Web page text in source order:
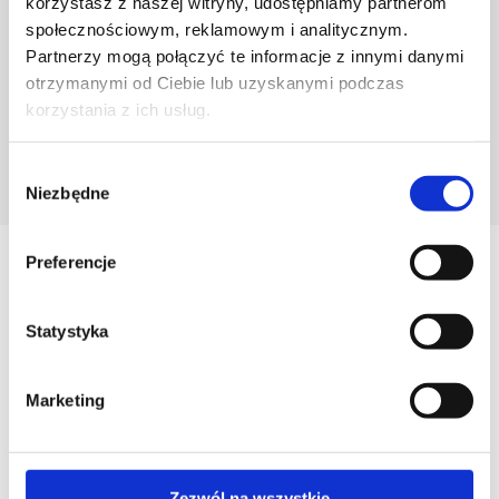
społecznościowym, reklamowym i analitycznym.
Partnerzy mogą połączyć te informacje z innymi danymi
otrzymanymi od Ciebie lub uzyskanymi podczas
korzystania z ich usług.
zgody
Niezbędne
Preferencje
Statystyka
Marketing
Zobacz